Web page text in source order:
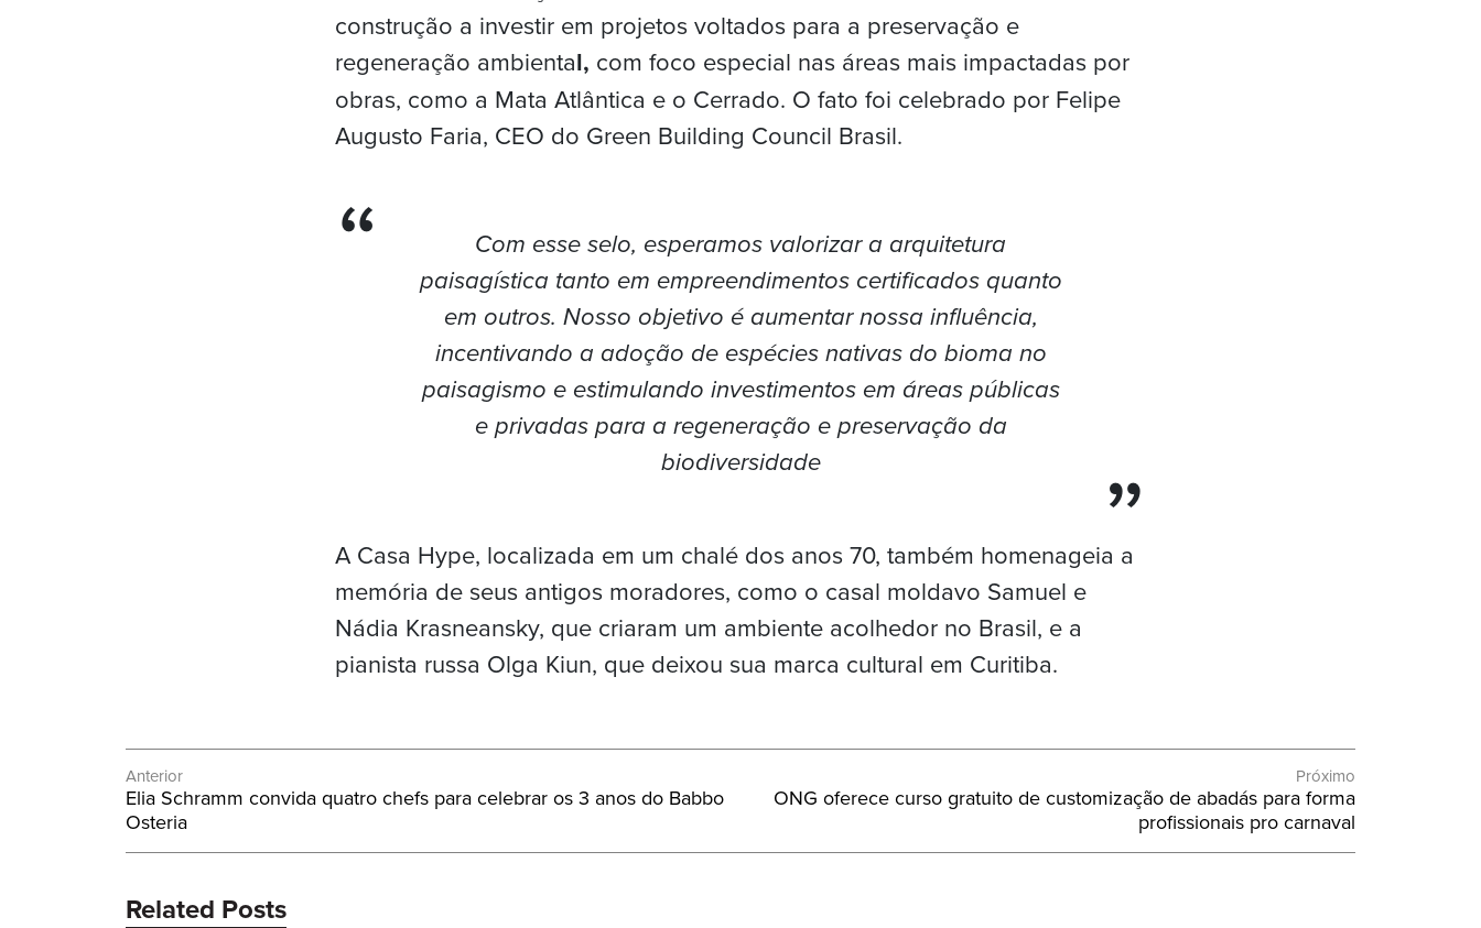
construção a investir em projetos voltados para a preservação e
regeneração ambiental, com foco especial nas áreas mais impactadas por
obras, como a Mata Atlântica e o Cerrado. O fato foi celebrado por Felipe
Augusto Faria, CEO do Green Building Council Brasil.
Com esse selo, esperamos valorizar a arquitetura
paisagística tanto em empreendimentos certificados quanto
em outros. Nosso objetivo é aumentar nossa influência,
incentivando a adoção de espécies nativas do bioma no
paisagismo e estimulando investimentos em áreas públicas
e privadas para a regeneração e preservação da
biodiversidade
A Casa Hype, localizada em um chalé dos anos 70, também homenageia a
memória de seus antigos moradores, como o casal moldavo Samuel e
Nádia Krasneansky, que criaram um ambiente acolhedor no Brasil, e a
pianista russa Olga Kiun, que deixou sua marca cultural em Curitiba.
Navegação
de
Post
Anterior
Post
Anterior:
Elia Schramm convida quatro chefs para celebrar os 3 anos do Babbo
Osteria
Próximo
Próximo
ONG oferece curso gratuito de customização de abadás para forma
profissionais pro carnaval
Related Posts